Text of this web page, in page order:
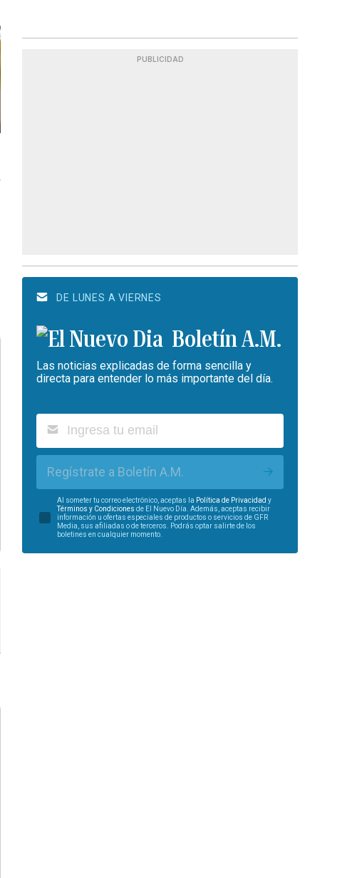
PUBLICIDAD
DE LUNES A VIERNES
Boletín A.M.
Las noticias explicadas de forma sencilla y
directa para entender lo más importante del día.
Regístrate a Boletín A.M.
Al someter tu correo electrónico, aceptas la Política de Privacidad y
Términos y Condiciones de El Nuevo Día. Además, aceptas recibir
información u ofertas especiales de productos o servicios de GFR
Media, sus afiliadas o de terceros. Podrás optar salirte de los
boletines en cualquier momento.